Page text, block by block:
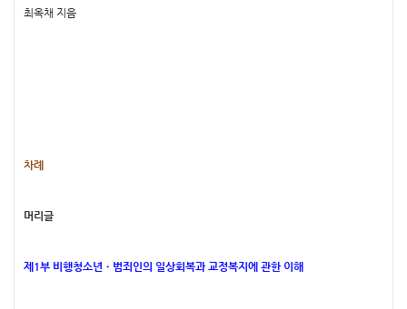
최옥채 지음
차례
머리글
제1부 비행청소년ㆍ범죄인의 일상회복과 교정복지에 관한 이해